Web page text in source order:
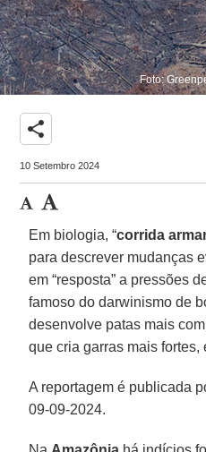
Foto:
share
10 Setembro 2024
Em biologia, “corrida
para descrever mudanças
em “resposta” a pressões
famoso do darwinismo de
desenvolve patas mais
que cria garras mais fortes,
A reportagem é publicada
09-09-2024.